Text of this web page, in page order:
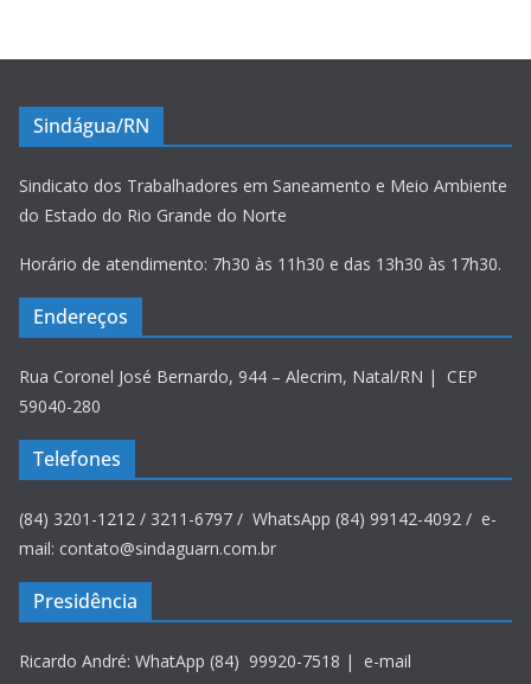
Sindágua/RN
Sindicato dos Trabalhadores em Saneamento e Meio Ambiente
do Estado do Rio Grande do Norte
Horário de atendimento: 7h30 às 11h30 e das 13h30 às 17h30.
Endereços
Rua Coronel José Bernardo, 944 – Alecrim, Natal/RN | CEP
59040-280
Telefones
(84) 3201-1212 / 3211-6797 / WhatsApp (84) 99142-4092 / e-
mail: contato@sindaguarn.com.br
Presidência
Ricardo André: WhatApp (84) 99920-7518 | e-mail